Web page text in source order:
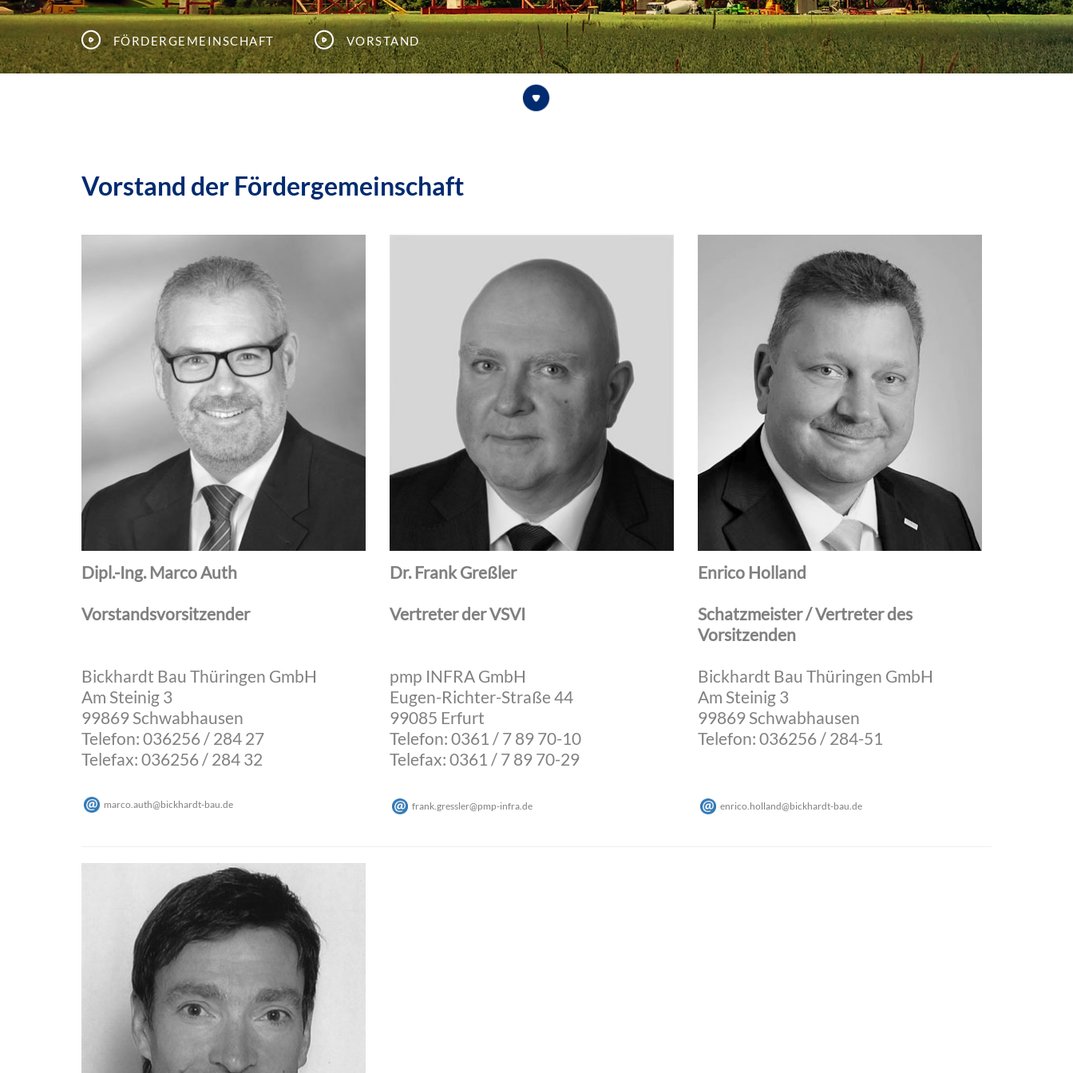
Fördergemeinschaft Vorstand
Vorstand der Fördergemeinschaft
Dipl.-Ing. Marco Auth
Vorstandsvorsitzender
Bickhardt Bau Thüringen GmbH
Am Steinig 3
99869 Schwabhausen
Telefon: 036256 / 284 27
Telefax: 036256 / 284 32
marco.auth@bickhardt-bau de
Dr. Frank Greßler
Vertreter der VSVI
pmp INFRA GmbH
Eugen-Richter-Straße 44
99085 Erfurt
Telefon: 0361 / 7 89 70-10
Telefax: 0361 / 7 89 70-29
frank.gressler@pmp-infra .de
Enrico Holland
Schatzmeister / Vertreter des
Vorsitzenden
Bickhardt Bau Thüringen GmbH
Am Steinig 3
99869 Schwabhausen
Telefon: 036256 / 284-51
enrico.holland@bickhardt-bau .de